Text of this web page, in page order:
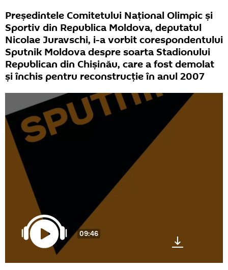
Președintele Comitetului Național Olimpic și
Sportiv din Republica Moldova, deputatul
Nicolae Juravschi, i-a vorbit corespondentului
Sputnik Moldova despre soarta Stadionului
Republican din Chişinău, care a fost demolat
şi închis pentru reconstrucție în anul 2007
09:46